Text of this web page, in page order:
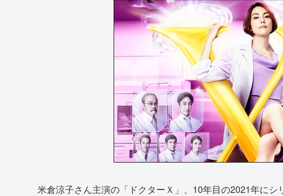
米倉涼子さん主演の「ドクターＸ」、10年目の2021年にシ